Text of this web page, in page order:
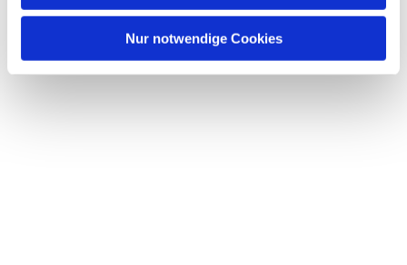
Nur notwendige Cookies